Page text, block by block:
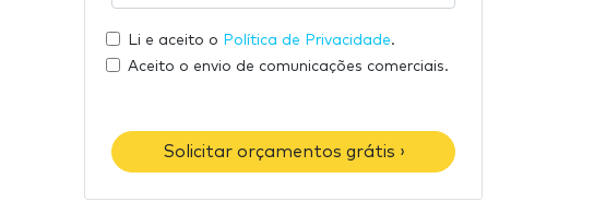
e
m
a
s
e
u
e
Li e aceito o Política de Privacidade.
Aceito o envio de comunicações comerciais.
Solicitar orçamentos grátis ›